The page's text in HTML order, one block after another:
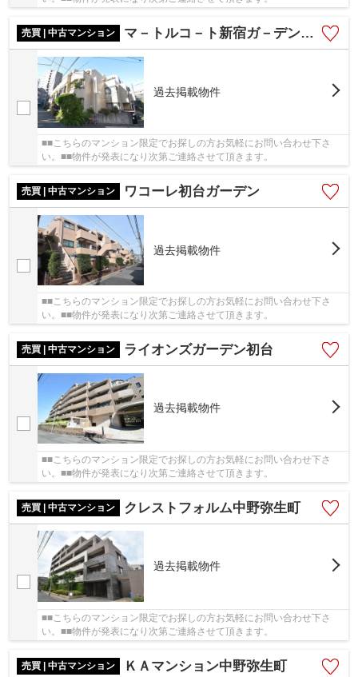
売買 | 中古マンション マ－トルコ－ト新宿ガ－デンハウス
過去掲載物件
■■こちらのマンション限定でお探しの方お気軽にお問い合わせ下さ
い。■■物件が発表になり次第ご連絡させて頂きます。
売買 | 中古マンション ワコーレ初台ガーデン
過去掲載物件
■■こちらのマンション限定でお探しの方お気軽にお問い合わせ下さ
い。■■物件が発表になり次第ご連絡させて頂きます。
売買 | 中古マンション ライオンズガーデン初台
過去掲載物件
■■こちらのマンション限定でお探しの方お気軽にお問い合わせ下さ
い。■■物件が発表になり次第ご連絡させて頂きます。
売買 | 中古マンション クレストフォルム中野弥生町
過去掲載物件
■■こちらのマンション限定でお探しの方お気軽にお問い合わせ下さ
い。■■物件が発表になり次第ご連絡させて頂きます。
売買 | 中古マンション ＫＡマンション中野弥生町